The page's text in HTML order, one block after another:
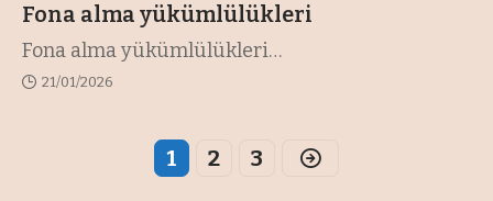
Fona alma yükümlülükleri
Fona alma yükümlülükleri…
21/01/2026
1 2 3